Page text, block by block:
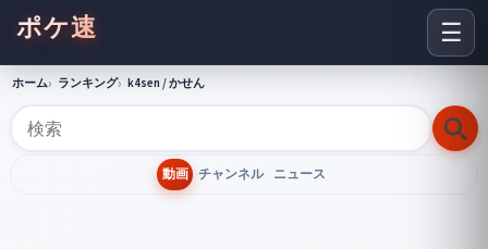
☰
ポケ速
ホーム ランキング k4sen / かせん
動画 チャンネル ニュース